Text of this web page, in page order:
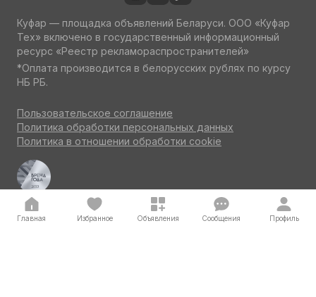
Куфар — площадка объявлений Беларуси. ООО «Куфар
Тех» включено в государственный информационный
ресурс «Реестр рекламораспространителей»
*Оплата производится в белорусских рублях по курсу
НБ РБ.
Пользовательское соглашение
Политика обработки персональных данных
Политика в отношении обработки cookie
Куфар Авто — одна из ведущих площадок об авто
по итогам потребительского голосования на конкурсе
«Бренд года» 2023
Главная Избранное Объявления Сообщения Профиль